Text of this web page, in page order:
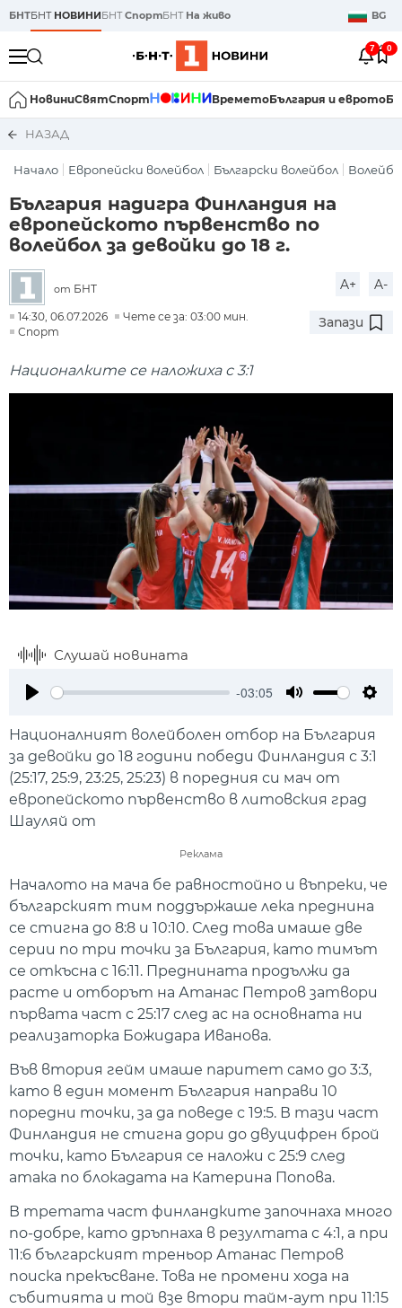
БНТБНТ НОВИНИБНТСпортБНТ На живо BG
7 0
НовиниСвятСпорт ВреметоБългария и еврото
НАЗАД
Начало Европейски волейбол Български волейбол
България надигра Финландия на
европейското първенство по
волейбол за девойки до 18 г.
от БНТ A+ A-
14:30, 06.07.2026
Чете се за: 03:00 мин.
Спорт
Запази
Националките се наложиха с 3:1
Слушай новината
-03:05
Националният волейболен отбор на България
за девойки до 18 години победи Финландия с 3:1
(25:17, 25:9, 23:25, 25:23) в поредния си мач от
европейското първенство в литовския град
Шауляй от
Реклама
Началото на мача бе равностойно и въпреки, че
българският тим поддържаше лека преднина
се стигна до 8:8 и 10:10. След това имаше две
серии по три точки за България, като тимът
се откъсна с 16:11. Преднината продължи да
расте и отборът на Атанас Петров затвори
първата част с 25:17 след ас на основната ни
реализаторка Божидара Иванова.
Във втория гейм имаше паритет само до 3:3,
като в един момент България направи 10
поредни точки, за да поведе с 19:5. В тази част
Финландия не стигна дори до двуцифрен брой
точки, като България се наложи с 25:9 след
атака по блокадата на Катерина Попова.
В третата част финландките започнаха много
по-добре, като дръпнаха в резултата с 4:1, а при
11:6 българският треньор Атанас Петров
поиска прекъсване. Това не промени хода на
събитията и той взе втори тайм-аут при 11:15